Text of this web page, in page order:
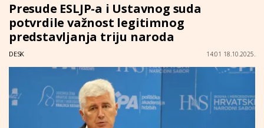
Presude ESLJP-a i Ustavnog suda
potvrdile važnost legitimnog
predstavljanja triju naroda
DESK 14:01 18.10.2025.